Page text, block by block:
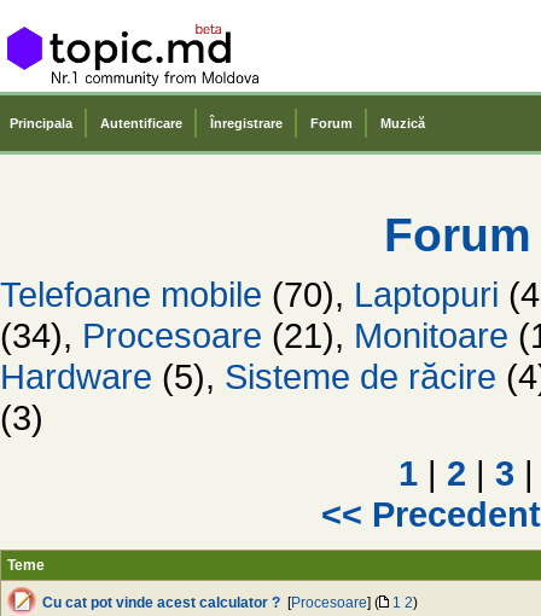
Principala Autentificare Înregistrare Forum Muzică
Forum
Telefoane mobile (70), Laptopuri
(34), Procesoare (21), Monitoare
Hardware (5), Sisteme de răcire
(3)
1 | 2 | 3 |
<<
Teme
Cu cat pot vinde acest calculator ? [Procesoare] ( 1 2)